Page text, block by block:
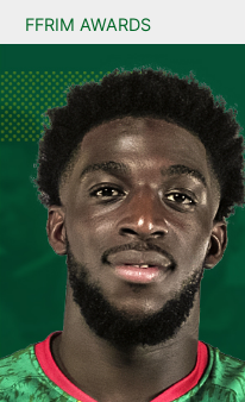
FFRIM AWARDS